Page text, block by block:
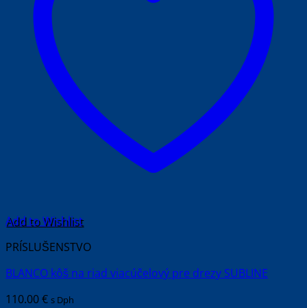
Add to Wishlist
PRÍSLUŠENSTVO
BLANCO kôš na riad viacúčelový pre drezy SUBLINE
110.00€ s Dph